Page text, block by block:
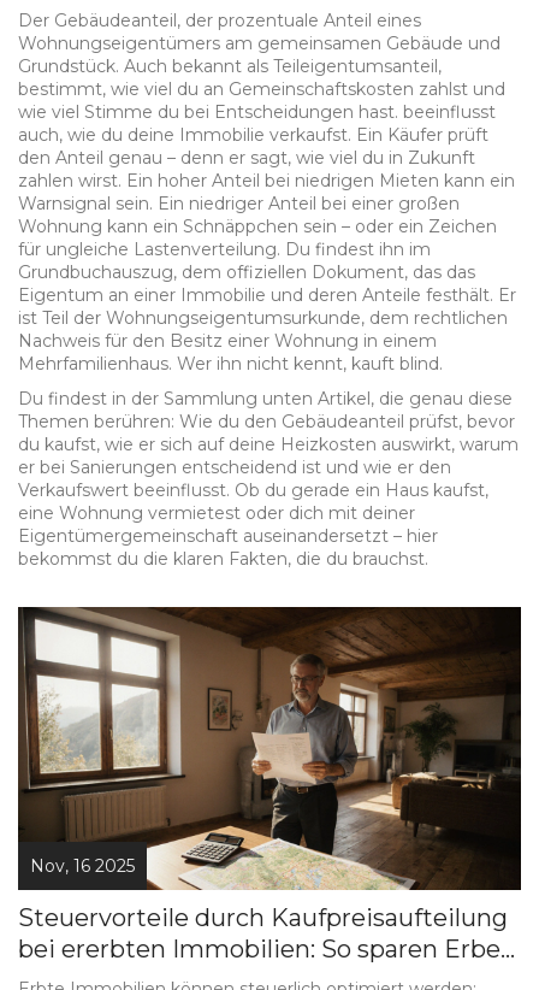
Der Gebäudeanteil, der prozentuale Anteil eines
Wohnungseigentümers am gemeinsamen Gebäude und
Grundstück. Auch bekannt als Teileigentumsanteil,
bestimmt, wie viel du an Gemeinschaftskosten zahlst und
wie viel Stimme du bei Entscheidungen hast. beeinflusst
auch, wie du deine Immobilie verkaufst. Ein Käufer prüft
den Anteil genau – denn er sagt, wie viel du in Zukunft
zahlen wirst. Ein hoher Anteil bei niedrigen Mieten kann ein
Warnsignal sein. Ein niedriger Anteil bei einer großen
Wohnung kann ein Schnäppchen sein – oder ein Zeichen
für ungleiche Lastenverteilung. Du findest ihn im
Grundbuchauszug, dem offiziellen Dokument, das das
Eigentum an einer Immobilie und deren Anteile festhält. Er
ist Teil der Wohnungseigentumsurkunde, dem rechtlichen
Nachweis für den Besitz einer Wohnung in einem
Mehrfamilienhaus. Wer ihn nicht kennt, kauft blind.
Du findest in der Sammlung unten Artikel, die genau diese
Themen berühren: Wie du den Gebäudeanteil prüfst, bevor
du kaufst, wie er sich auf deine Heizkosten auswirkt, warum
er bei Sanierungen entscheidend ist und wie er den
Verkaufswert beeinflusst. Ob du gerade ein Haus kaufst,
eine Wohnung vermietest oder dich mit deiner
Eigentümergemeinschaft auseinandersetzt – hier
bekommst du die klaren Fakten, die du brauchst.
Nov, 16 2025
Steuervorteile durch Kaufpreisaufteilung
bei ererbten Immobilien: So sparen Erben
Tausende Euro